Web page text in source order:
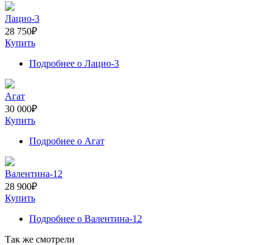
Лацио-3
28 750₽
Купить
Подробнее о Лацио-3
Агат
30 000₽
Купить
Подробнее о Агат
Валентина-12
28 900₽
Купить
Подробнее о Валентина-12
Так же смотрели